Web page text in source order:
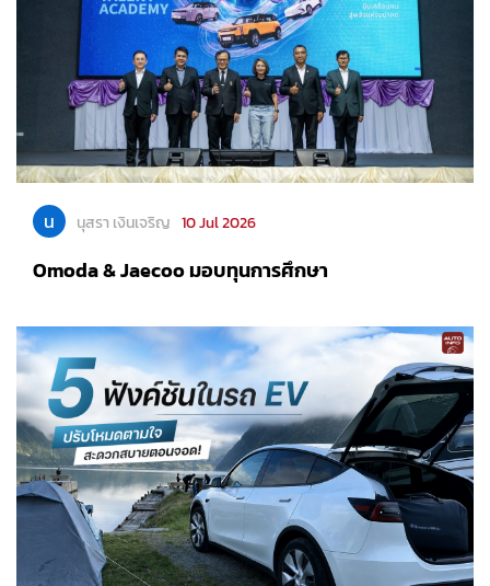
น นุสรา เงินเจริญ 10 Jul 2026
Omoda & Jaecoo มอบทุนการศึกษา